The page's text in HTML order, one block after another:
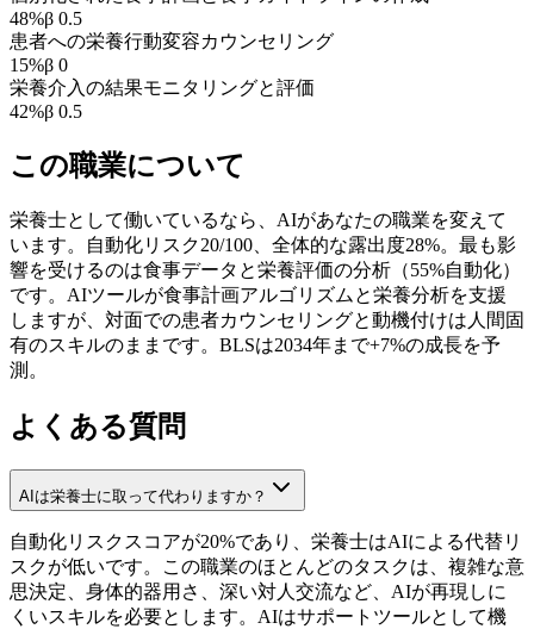
48%β 0.5
患者への栄養行動変容カウンセリング
15%β 0
栄養介入の結果モニタリングと評価
42%β 0.5
この職業について
栄養士として働いているなら、AIがあなたの職業を変えて
います。自動化リスク20/100、全体的な露出度28%。最も影
響を受けるのは食事データと栄養評価の分析（55%自動化）
です。AIツールが食事計画アルゴリズムと栄養分析を支援
しますが、対面での患者カウンセリングと動機付けは人間固
有のスキルのままです。BLSは2034年まで+7%の成長を予
測。
よくある質問
AIは栄養士に取って代わりますか？
自動化リスクスコアが20%であり、栄養士はAIによる代替リ
スクが低いです。この職業のほとんどのタスクは、複雑な意
思決定、身体的器用さ、深い対人交流など、AIが再現しに
くいスキルを必要とします。AIはサポートツールとして機